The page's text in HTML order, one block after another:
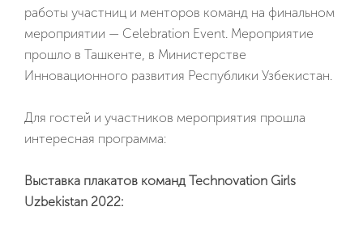
работы участниц и менторов команд на финальном
мероприятии — Celebration Event. Мероприятие
прошло в Ташкенте, в Министерстве
Инновационного развития Республики Узбекистан.
Для гостей и участников мероприятия прошла
интересная программа:
Выставка плакатов команд Technovation Girls
Uzbekistan 2022: